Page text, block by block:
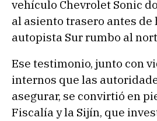
vehículo Chevrolet Sonic
al asiento trasero antes de
autopista Sur rumbo al
Ese testimonio, junto con
internos que las
asegurar, se convirtió en
Fiscalía y la Sijín, que